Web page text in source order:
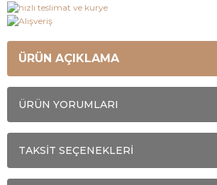
ÜRÜN AÇIKLAMA
ÜRÜN YORUMLARI
TAKSİT SEÇENEKLERİ